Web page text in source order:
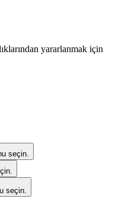
yararlanmak için
seçin.
seçin.